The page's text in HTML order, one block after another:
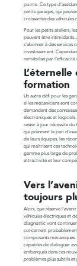
pointe. Ce type
petits garages, qui
croissantes des véhicules
Pour les petits ateliers,
peuvent être intimidants.
s'abonner à des services
investissement.
rentabilisé par
formation
Un autre défi pour les
si les mécaniciens sont
demandent des
électroniques et
rester à jour nécessite du
qui prennent le pari
de leurs équipes, les
qui maîtrisent ces
gamme plus large de
attractivité et leur
Vers
toujours
Alors, que réserve
véhicules électriques et
diagnostic vont continuer
concernent
composants
capables de dialoguer
embarqués dans ces
problèmes plus subtils et